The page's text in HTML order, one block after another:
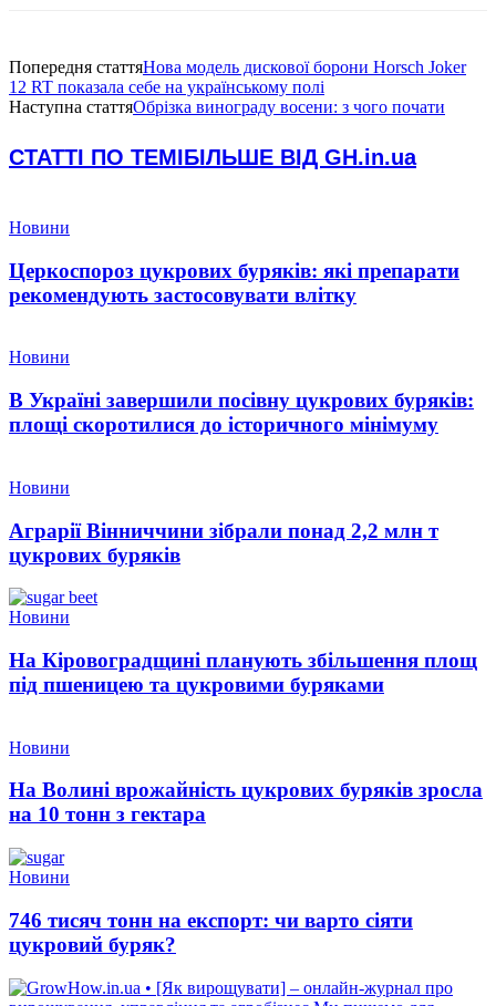
Попередня статтяНова модель дискової борони Horsch Joker
12 RT показала себе на українському полі
Наступна статтяОбрізка винограду восени: з чого почати
СТАТТІ ПО ТЕМІБІЛЬШЕ ВІД GH.in.ua
Новини
Церкоспороз цукрових буряків: які препарати
рекомендують застосовувати влітку
Новини
В Україні завершили посівну цукрових буряків:
площі скоротилися до історичного мінімуму
Новини
Аграрії Вінниччини зібрали понад 2,2 млн т
цукрових буряків
Новини
На Кіровоградщині планують збільшення площ
під пшеницею та цукровими буряками
Новини
На Волині врожайність цукрових буряків зросла
на 10 тонн з гектара
Новини
746 тисяч тонн на експорт: чи варто сіяти
цукровий буряк?